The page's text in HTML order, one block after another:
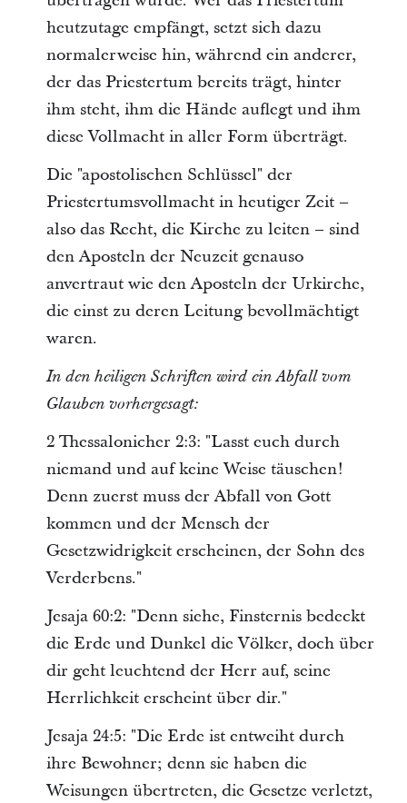
heutzutage empfängt, setzt sich dazu
normalerweise hin, während ein anderer,
der das Priestertum bereits trägt, hinter
ihm steht, ihm die Hände auflegt und ihm
diese Vollmacht in aller Form überträgt.
Die "apostolischen Schlüssel" der
Priestertumsvollmacht in heutiger Zeit –
also das Recht, die Kirche zu leiten – sind
den Aposteln der Neuzeit genauso
anvertraut wie den Aposteln der Urkirche,
die einst zu deren Leitung bevollmächtigt
waren.
In den heiligen Schriften wird ein Abfall vom
Glauben vorhergesagt:
2 Thessalonicher 2:3: "Lasst euch durch
niemand und auf keine Weise täuschen!
Denn zuerst muss der Abfall von Gott
kommen und der Mensch der
Gesetzwidrigkeit erscheinen, der Sohn des
Verderbens."
Jesaja 60:2: "Denn siehe, Finsternis bedeckt
die Erde und Dunkel die Völker, doch über
dir geht leuchtend der Herr auf, seine
Herrlichkeit erscheint über dir."
Jesaja 24:5: "Die Erde ist entweiht durch
ihre Bewohner; denn sie haben die
Weisungen übertreten, die Gesetze verletzt,